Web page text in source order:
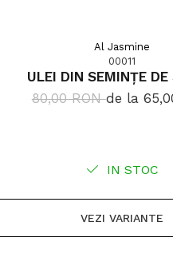
Al Jasmine
00011
ULEI DIN SEMINȚE DE
80,00 RONde la
IN STOC
VEZI VARIANTE